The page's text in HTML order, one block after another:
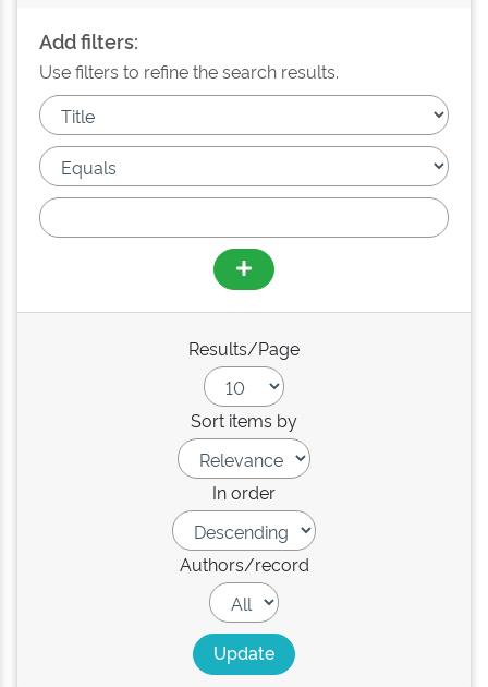
Add filters:
Use filters to refine the search results.
Results/Page
Sort items by
In order
Authors/record